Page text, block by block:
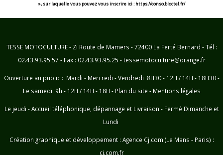
», sur laquelle vous pouvez vous inscrire ici : https://conso.bloctel.fr/
TESSE MOTOCULTURE - Zi Route de Mamers - 72400 La Ferté Bernard - Tél :
02.43.93.95.57 - Fax : 02.43.93.95.25 - tessemotoculture@orange.fr
Ouverture au public : Mardi - Mercredi - Vendredi 8H30 - 12H / 14H - 18H30 -
Le samedi: 9h - 12H / 14H - 18H - Plan du site - Mentions légales
Le jeudi - Accueil téléphonique, dépannage et Livraison - Fermé Dimanche et
Lundi
Création graphique et développement : Agence Cj.com (Le Mans - Paris) :
cj.com.fr